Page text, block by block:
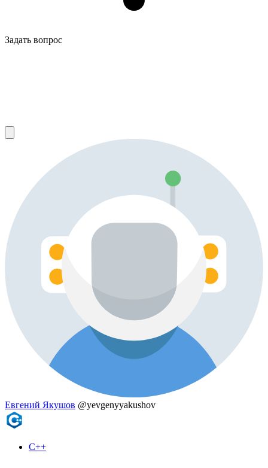
Задать вопрос
Евгений Якушов @yevgenyyakushov
C++